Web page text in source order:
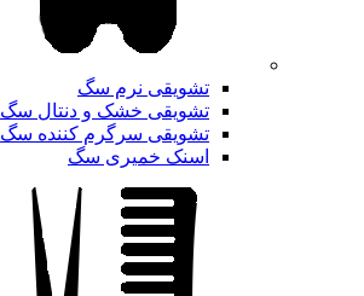
تشویقی نرم سگ
تشویقی خشک و دنتال سگ
تشویقی سرگرم کننده سگ
اسنک خمیری سگ